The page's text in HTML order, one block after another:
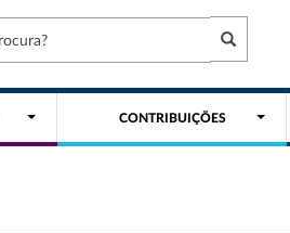
CONTRIBUIÇÕES